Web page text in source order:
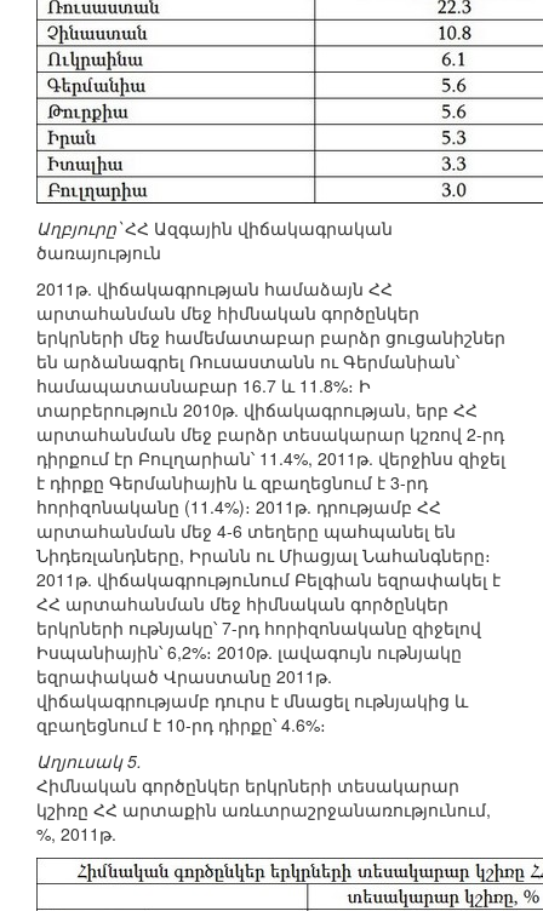
Աղբյուրը՝ՀՀ Ազգային վիճակագրական
ծառայություն
2011թ. վիճակագրության համաձայն ՀՀ
արտահանման մեջ հիմնական գործընկեր
երկրների մեջ համեմատաբար բարձր ցուցանիշներ
են արձանագրել Ռուսաստանն ու Գերմանիան՝
համապատասնաբար 16.7 և 11.8%։ Ի
տարբերություն 2010թ. վիճակագրության, երբ ՀՀ
արտահանման մեջ բարձր տեսակարար կշռով 2-րդ
դիրքում էր Բուլղարիան՝ 11.4%, 2011թ. վերջինս զիջել
է դիրքը Գերմանիային և զբաղեցնում է 3-րդ
հորիզոնականը (11.4%)։ 2011թ. դրությամբ ՀՀ
արտահանման մեջ 4-6 տեղերը պահպանել են
Նիդեռլանդները, Իրանն ու Միացյալ Նահանգները։
2011թ. վիճակագրությունում Բելգիան եզրափակել է
ՀՀ արտահանման մեջ հիմնական գործընկեր
երկրների ութնյակը՝ 7-րդ հորիզոնականը զիջելով
Իսպանիային՝ 6,2%։ 2010թ. լավագույն ութնյակը
եզրափակած Վրաստանը 2011թ.
վիճակագրությամբ դուրս է մնացել ութնյակից և
զբաղեցնում է 10-րդ դիրքը՝ 4.6%։
Աղյուսակ 5.
Հիմնական գործընկեր երկրների տեսակարար
կշիռը ՀՀ արտաքին առևտրաշրջանառությունում,
%, 2011թ.